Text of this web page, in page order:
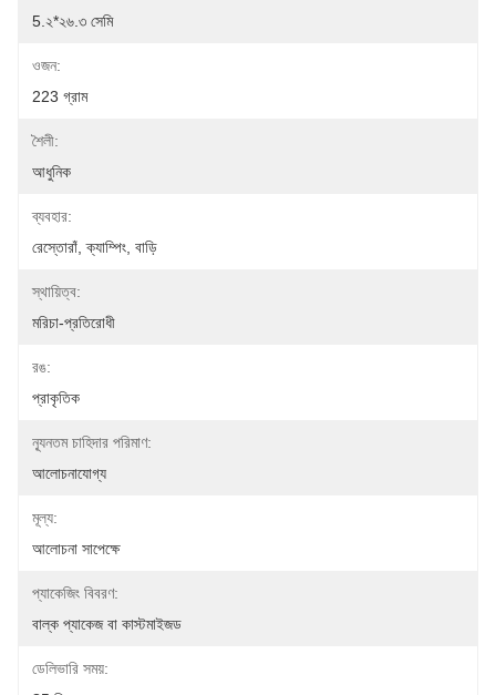
5.২*২৬.৩ সেমি
ওজন:
223 গ্রাম
শৈলী:
আধুনিক
ব্যবহার:
রেস্তোরাঁ, ক্যাম্পিং, বাড়ি
স্থায়িত্ব:
মরিচা-প্রতিরোধী
রঙ:
প্রাকৃতিক
ন্যূনতম চাহিদার পরিমাণ:
আলোচনাযোগ্য
মূল্য:
আলোচনা সাপেক্ষে
প্যাকেজিং বিবরণ:
বাল্ক প্যাকেজ বা কাস্টমাইজড
ডেলিভারি সময়: